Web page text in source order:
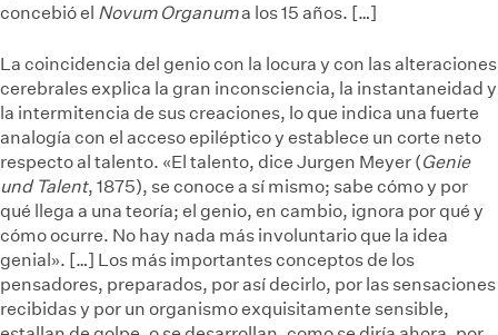
concebió el Novum Organuma los 15 años. […]
La coincidencia del genio con la locura y con las alteraciones
cerebrales explica la gran inconsciencia, la instantaneidad y
la intermitencia de sus creaciones, lo que indica una fuerte
analogía con el acceso epiléptico y establece un corte neto
respecto al talento. «El talento, dice Jurgen Meyer (Genie
und Talent, 1875), se conoce a sí mismo; sabe cómo y por
qué llega a una teoría; el genio, en cambio, ignora por qué y
cómo ocurre. No hay nada más involuntario que la idea
genial». […] Los más importantes conceptos de los
pensadores, preparados, por así decirlo, por las sensaciones
recibidas y por un organismo exquisitamente sensible,